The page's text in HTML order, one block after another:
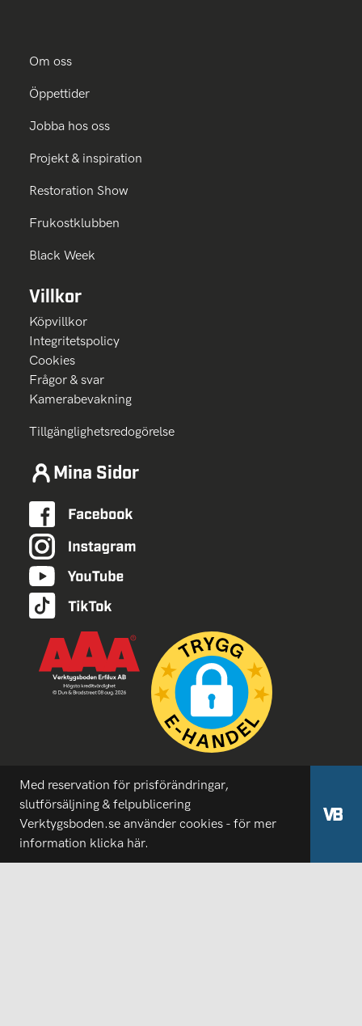
Om oss
Öppettider
Jobba hos oss
Projekt & inspiration
Restoration Show
Frukostklubben
Black Week
Villkor
Köpvillkor
Integritetspolicy
Cookies
Frågor & svar
Kamerabevakning
Tillgänglighetsredogörelse
Mina Sidor
Med reservation för prisförändringar,
slutförsäljning & felpublicering
Verktygsboden.se använder cookies - för mer
information klicka här.